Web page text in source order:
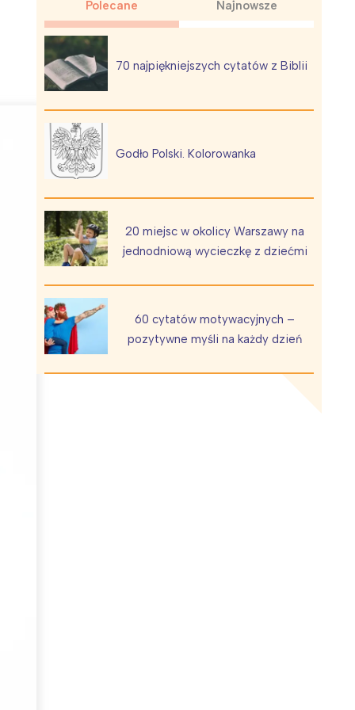
Polecane Najnowsze
70 najpiękniejszych cytatów z Biblii
Godło Polski. Kolorowanka
20 miejsc w okolicy Warszawy na
jednodniową wycieczkę z dziećmi
60 cytatów motywacyjnych –
pozytywne myśli na każdy dzień